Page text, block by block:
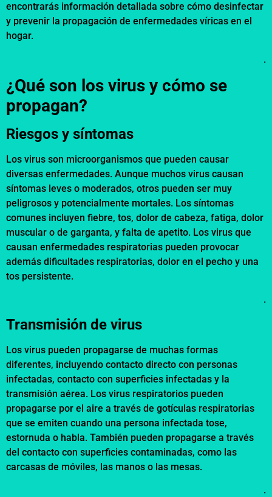
encontrarás información detallada sobre cómo desinfectar
y prevenir la propagación de enfermedades víricas en el
hogar.
.
¿Qué son los virus y cómo se
propagan?
Riesgos y síntomas
Los virus son microorganismos que pueden causar
diversas enfermedades. Aunque muchos virus causan
síntomas leves o moderados, otros pueden ser muy
peligrosos y potencialmente mortales. Los síntomas
comunes incluyen fiebre, tos, dolor de cabeza, fatiga, dolor
muscular o de garganta, y falta de apetito. Los virus que
causan enfermedades respiratorias pueden provocar
además dificultades respiratorias, dolor en el pecho y una
tos persistente.
.
Transmisión de virus
Los virus pueden propagarse de muchas formas
diferentes, incluyendo contacto directo con personas
infectadas, contacto con superficies infectadas y la
transmisión aérea. Los virus respiratorios pueden
propagarse por el aire a través de gotículas respiratorias
que se emiten cuando una persona infectada tose,
estornuda o habla. También pueden propagarse a través
del contacto con superficies contaminadas, como las
carcasas de móviles, las manos o las mesas.
.